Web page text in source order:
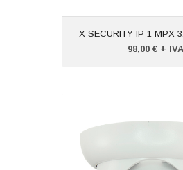
X SECURITY IP 1 MPX
98,00 € + IVA